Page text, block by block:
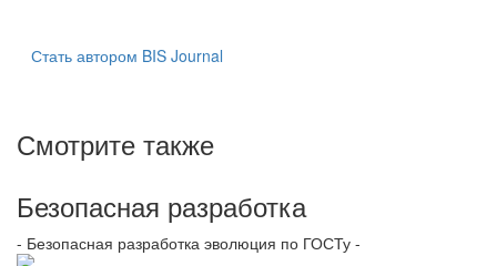
Стать автором BIS Journal
Смотрите также
Безопасная разработка
- Безопасная разработка эволюция по ГОСТу -